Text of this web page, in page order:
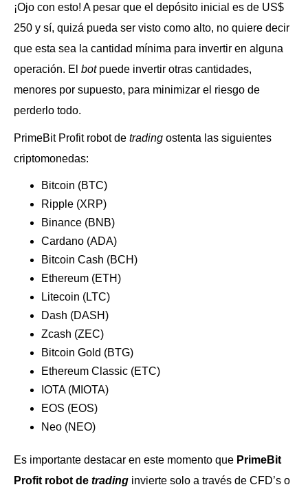
¡Ojo con esto! A pesar que el depósito inicial es de US$
250 y sí, quizá pueda ser visto como alto, no quiere decir
que esta sea la cantidad mínima para invertir en alguna
operación. El botpuede invertir otras cantidades,
menores por supuesto, para minimizar el riesgo de
perderlo todo.
PrimeBit Profit robot de trading ostenta las siguientes
criptomonedas:
Bitcoin (BTC)
Ripple (XRP)
Binance (BNB)
Cardano (ADA)
Bitcoin Cash (BCH)
Ethereum (ETH)
Litecoin (LTC)
Dash (DASH)
Zcash (ZEC)
Bitcoin Gold (BTG)
Ethereum Classic (ETC)
IOTA (MIOTA)
EOS (EOS)
Neo (NEO)
Es importante destacar en este momento que PrimeBit
Profit robot de trading invierte solo a través de CFD’s o